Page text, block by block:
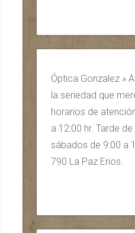
Óptica Gonzalez »
la seriedad que
horarios de
a 12:00 hr. Tarde
sábados de 9:00 a
790 La Paz Erios.